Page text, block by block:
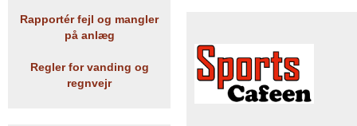
nRapportér fejl og mangler
på anlæg
Regler for vanding og
regnvejr